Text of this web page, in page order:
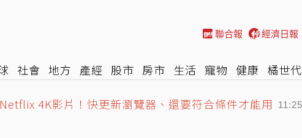
聯合報 經濟日報
社會 地方 產經 股市 房市 生活 寵物 健康 橘世代
4K影片！快更新瀏覽器、還要符合條件才能用
紅「肥大叔」猝逝 暴瘦粉絲疑「早覺得不對」 11:14